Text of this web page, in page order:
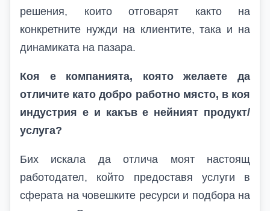
решения, които отговарят както на
конкретните нужди на клиентите, така и на
динамиката на пазара.
Коя е компанията, която желаете да
отличите като добро работно място, в коя
индустрия е и какъв е нейният продукт/
услуга?
Бих искала да отлича моят настоящ
работодател, който предоставя услуги в
сферата на човешките ресурси и подбора на